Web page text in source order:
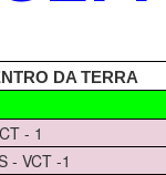
DA TERRA
- 1
- VCT -1